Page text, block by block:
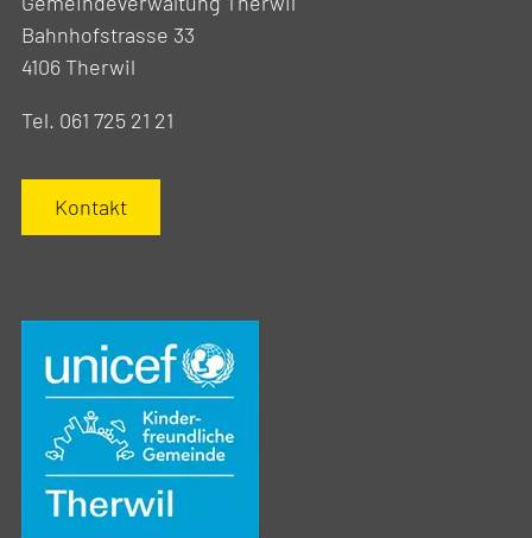
Bahnhofstrasse 33
4106 Therwil
Tel. 061 725 21 21
Kontakt